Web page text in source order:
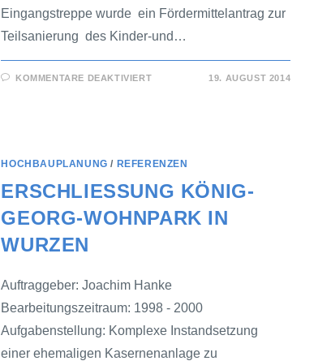
Eingangstreppe wurde ein Fördermittelantrag zur
Teilsanierung des Kinder-und…
KOMMENTARE DEAKTIVIERT 19. AUGUST 2014
HOCHBAUPLANUNG / REFERENZEN
ERSCHLIESSUNG KÖNIG-G
EORG-WOHNPARK IN W
URZEN
Auftraggeber: Joachim Hanke
Bearbeitungszeitraum: 1998 - 2000
Aufgabenstellung: Komplexe Instandsetzung
einer ehemaligen Kasernenanlage zu